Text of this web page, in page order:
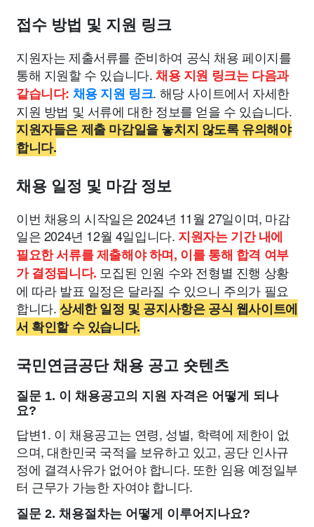
접수 방법 및 지원 링크
지원자는 제출서류를 준비하여 공식 채용 페이지를
통해 지원할 수 있습니다.채용 지원 링크는 다음과
같습니다: 채용 지원 링크. 해당 사이트에서 자세한
지원 방법 및 서류에 대한 정보를 얻을 수 있습니다.
지원자들은 제출 마감일을 놓치지 않도록 유의해야
합니다.
채용 일정 및 마감 정보
이번 채용의 시작일은 2024년 11월 27일이며, 마감
일은 2024년 12월 4일입니다. 지원자는 기간 내에
필요한 서류를 제출해야 하며, 이를 통해 합격 여부
가 결정됩니다. 모집된 인원 수와 전형별 진행 상황
에 따라 발표 일정은 달라질 수 있으니 주의가 필요
합니다.상세한 일정 및 공지사항은 공식 웹사이트에
서 확인할 수 있습니다.
국민연금공단 채용 공고 숏텐츠
질문 1. 이 채용공고의 지원 자격은 어떻게 되나
요?
답변1. 이 채용공고는 연령, 성별, 학력에 제한이 없
으며, 대한민국 국적을 보유하고 있고, 공단 인사규
정에 결격사유가 없어야 합니다. 또한 임용 예정일부
터 근무가 가능한 자여야 합니다.
질문 2. 채용절차는 어떻게 이루어지나요?